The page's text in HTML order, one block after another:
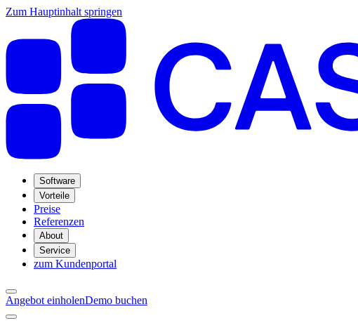
Zum Hauptinhalt springen
Software
Vorteile
Preise
Referenzen
About
Service
zum Kundenportal
Angebot einholenDemo buchen